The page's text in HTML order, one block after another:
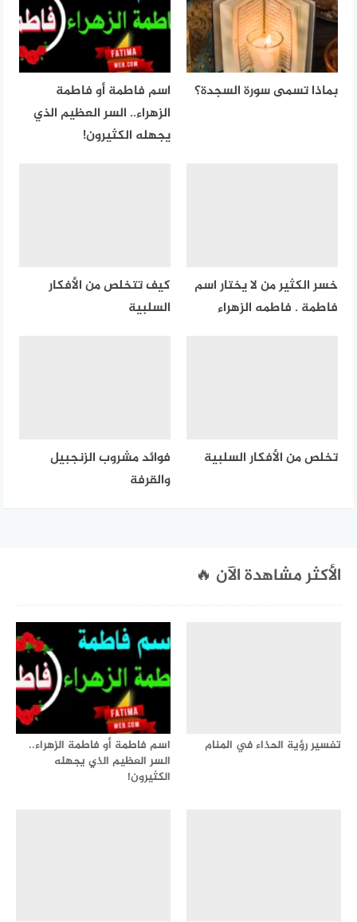
بماذا تسمى سورة السجدة؟
اسم فاطمة أو فاطمة
الزهراء.. السر العظيم الذي
يجهله الكثيرون!
خسر الكثير من لا يختار اسم
فاطمة . فاطمه الزهراء
كيف تتخلص من الأفكار
السلبية
تخلص من الأفكار السلبية
فوائد مشروب الزنجبيل
والقرفة
الأكثر مشاهدة الآن 🔥
تفسير رؤية الحذاء في المنام
اسم فاطمة أو فاطمة الزهراء..
السر العظيم الذي يجهله
الكثيرون!